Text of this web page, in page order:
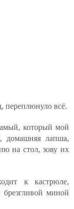
переплюнуло всё.
который мой
домашняя лапша,
на стол, зову их
к кастрюле,
миной